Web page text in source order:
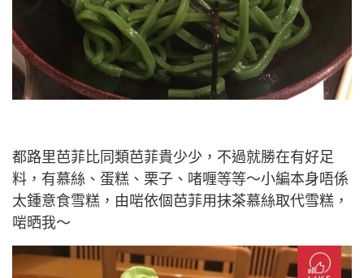
都路里芭菲比同類芭菲貴少少，不過就勝在有好足
料，有慕絲、蛋糕、栗子、啫喱等等～小編本身唔係
太鍾意食雪糕，由啱依個芭菲用抹茶慕絲取代雪糕，
啱晒我～